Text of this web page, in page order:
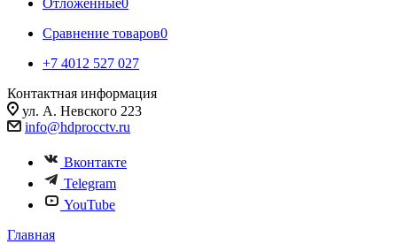
Отложенные0
Сравнение товаров0
+7 4012 527 027
Контактная информация
ул. А. Невского 223
info@hdprocctv.ru
Вконтакте
Telegram
YouTube
Главная